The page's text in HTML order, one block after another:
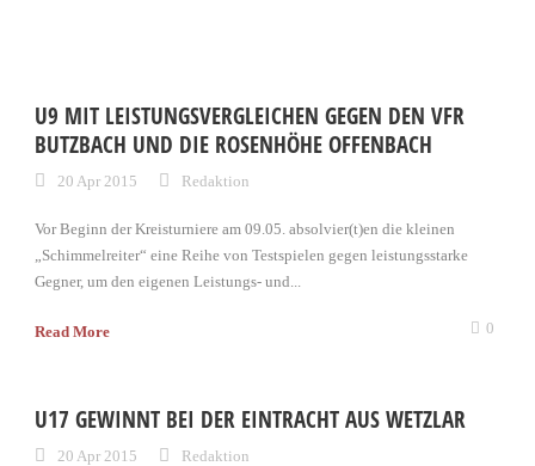
U9 MIT LEISTUNGSVERGLEICHEN GEGEN DEN VFR
BUTZBACH UND DIE ROSENHÖHE OFFENBACH
20 Apr 2015 Redaktion
Vor Beginn der Kreisturniere am 09.05. absolvier(t)en die kleinen
„Schimmelreiter“ eine Reihe von Testspielen gegen leistungsstarke
Gegner, um den eigenen Leistungs- und...
Read More 0
U17 GEWINNT BEI DER EINTRACHT AUS WETZLAR
20 Apr 2015 Redaktion